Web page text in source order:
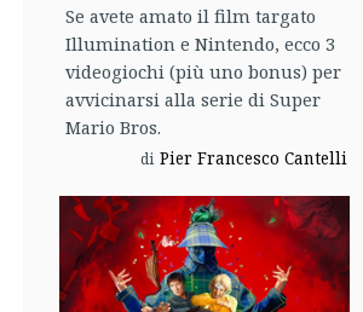
Se avete amato il film targato
Illumination e Nintendo, ecco 3
videogiochi (più uno bonus) per
avvicinarsi alla serie di Super
Mario Bros.
di Pier Francesco Cantelli